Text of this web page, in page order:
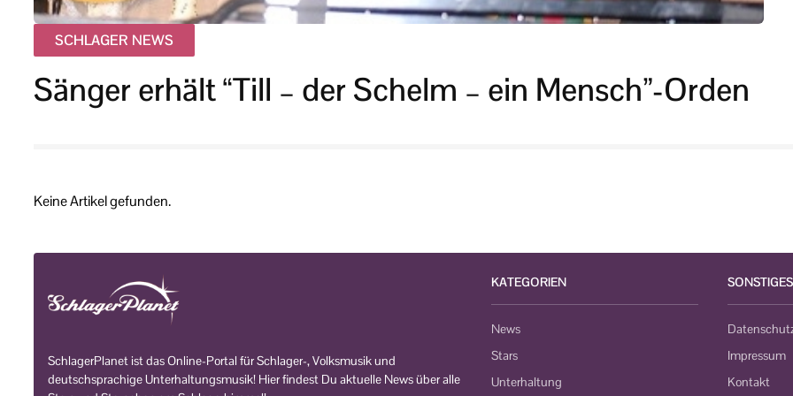
SCHLAGER NEWS
Sänger erhält “Till – der Schelm – ein Mensch”-Orden
Keine Artikel gefunden.
SchlagerPlanet ist das Online-Portal für Schlager-, Volksmusik und
deutschsprachige Unterhaltungsmusik! Hier findest Du aktuelle News über alle
KATEGORIEN
News
Stars
Unterhaltung
SONSTIGES
Impressum
Kontakt